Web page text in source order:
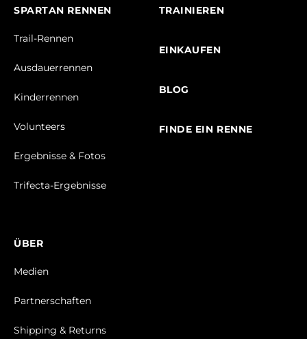
SPARTAN RENNEN
Trail-Rennen
Ausdauerrennen
Kinderrennen
Volunteers
Ergebnisse & Fotos
Trifecta-Ergebnisse
TRAINIEREN
EINKAUFEN
BLOG
FINDE EIN RENNE
ÜBER
Medien
Partnerschaften
Shipping & Returns